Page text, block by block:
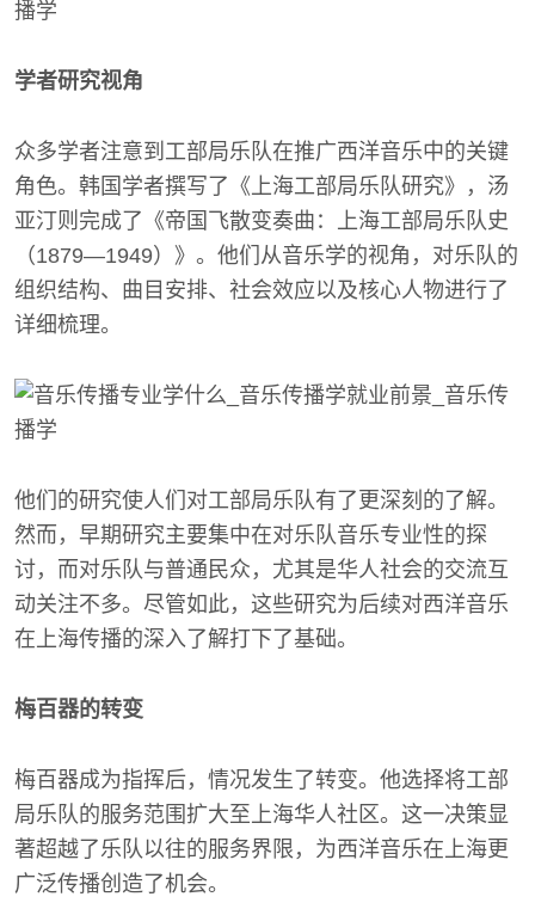
学者研究视角
众多学者注意到工部局乐队在推广西洋音乐中的关键
角色。韩国学者撰写了《上海工部局乐队研究》，汤
亚汀则完成了《帝国飞散变奏曲：上海工部局乐队史
（1879—1949）》。他们从音乐学的视角，对乐队的
组织结构、曲目安排、社会效应以及核心人物进行了
详细梳理。
他们的研究使人们对工部局乐队有了更深刻的了解。
然而，早期研究主要集中在对乐队音乐专业性的探
讨，而对乐队与普通民众，尤其是华人社会的交流互
动关注不多。尽管如此，这些研究为后续对西洋音乐
在上海传播的深入了解打下了基础。
梅百器的转变
梅百器成为指挥后，情况发生了转变。他选择将工部
局乐队的服务范围扩大至上海华人社区。这一决策显
著超越了乐队以往的服务界限，为西洋音乐在上海更
广泛传播创造了机会。